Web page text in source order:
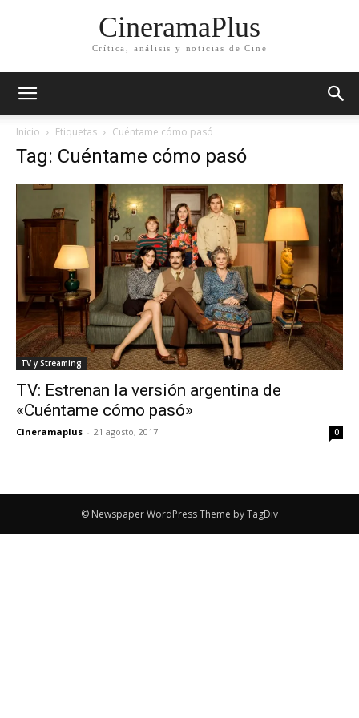
CineramaPlus
Crítica, análisis y noticias de Cine
Inicio Etiquetas Cuéntame cómo pasó
Tag: Cuéntame cómo pasó
TV y Streaming
TV: Estrenan la versión argentina de
«Cuéntame cómo pasó»
Cineramaplus - 21 agosto, 2017 0
© Newspaper WordPress Theme by TagDiv